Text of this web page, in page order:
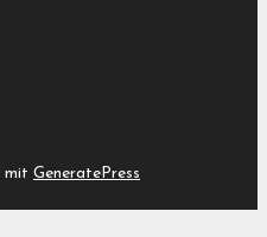
mit GeneratePress